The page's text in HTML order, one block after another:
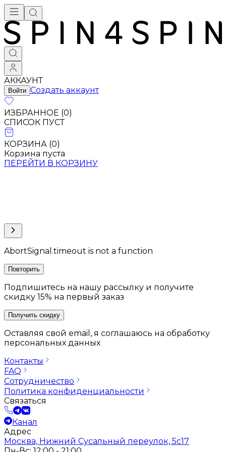
АККАУНТ
Войти Создать аккаунт
ИЗБРАННОЕ (0)
СПИСОК ПУСТ
КОРЗИНА (0)
Корзина пуста
ПЕРЕЙТИ В КОРЗИНУ
AbortSignal.timeout is not a function
Повторить
Подпишитесь на нашу рассылку и получите
скидку 15% на первый заказ
Получить скидку
Оставляя свой email, я соглашаюсь на обработку
персональных данных
Контакты
FAQ
Сотрудничество
Политика конфиденциальности
Связаться
Канал
Адрес
Москва, Нижний Сусальный переулок, 5с17